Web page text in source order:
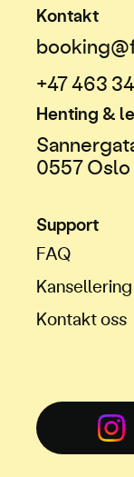
Kontakt
+47 463
Henting &
0557 Oslo
Support
FAQ
Kontakt oss